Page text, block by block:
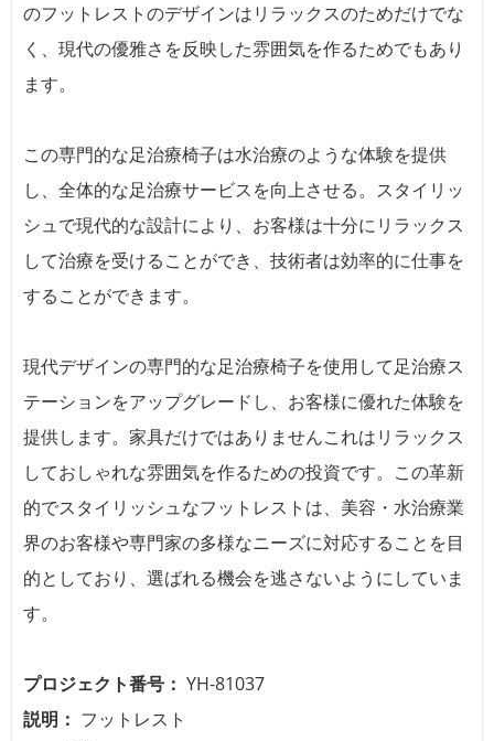
のフットレストのデザインはリラックスのためだけでな
く、現代の優雅さを反映した雰囲気を作るためでもあり
ます。
この専門的な足治療椅子は水治療のような体験を提供
し、全体的な足治療サービスを向上させる。スタイリッ
シュで現代的な設計により、お客様は十分にリラックス
して治療を受けることができ、技術者は効率的に仕事を
することができます。
現代デザインの専門的な足治療椅子を使用して足治療ス
テーションをアップグレードし、お客様に優れた体験を
提供します。家具だけではありませんこれはリラックス
しておしゃれな雰囲気を作るための投資です。この革新
的でスタイリッシュなフットレストは、美容・水治療業
界のお客様や専門家の多様なニーズに対応することを目
的としており、選ばれる機会を逃さないようにしていま
す。
プロジェクト番号： YH-81037
説明： フットレスト